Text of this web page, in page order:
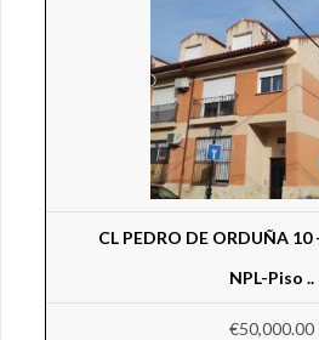
CL PEDRO DE ORDUÑA 10
NPL-Piso ..
€50,000.00